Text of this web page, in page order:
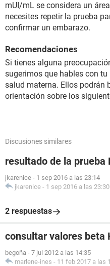
mUI/mL se considera un
necesites repetir la prueba
confirmar un embarazo.
Recomendaciones
Si tienes alguna
sugerimos que hables con
salud materna. Ellos podrán
orientación sobre los
Discusiones similares
resultado de la prueba
jkarenice - 1 sep 2016 a las 23:14
jkarenice - 1 sep 2016 a las 23:30
2 respuestas
consultar valores beta
begoña - 7 jul 2012 a las 14:35
marlene-ines - 11 feb 2017 a las